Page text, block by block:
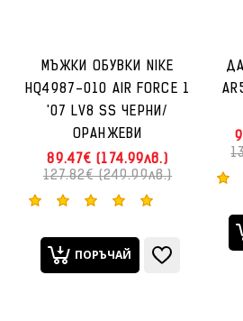
МЪЖКИ ОБУВКИ NIKE
HQ4987-010 AIR FORCE 1
'07 LV8 SS ЧЕРНИ/
ОРАНЖЕВИ
89.47€ (174.99лв.)
127.82€ (249.99лв.)
ПОРЪЧАЙ